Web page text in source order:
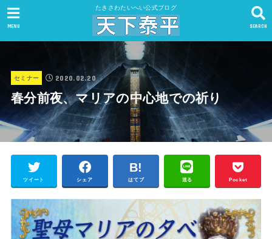
たきさわたいへい公式ブログ
SEARCH
MENU
セミナー 2020.02.20
春分前夜、マリアの中心地での祈り
ツイート シェア はてブ 送る Pocket